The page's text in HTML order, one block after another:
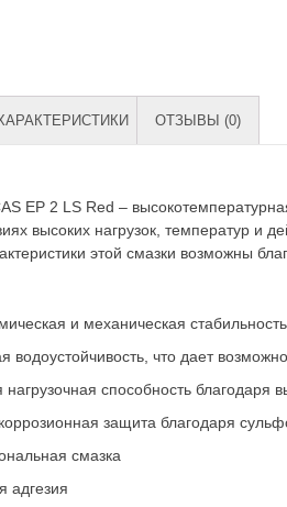
ОТЗЫВЫ (0)
EP 2 LS Red –
высоких нагрузок, температур и
этой смазки возможны
и механическая стабильность
водоустойчивость, что дает
нагрузочная способность
защита благодаря
смазка
адгезия